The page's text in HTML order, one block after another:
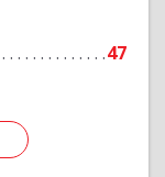
47
Подробнее